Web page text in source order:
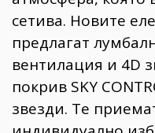
сетива. Новите
предлагат
вентилация и 4D
покрив SKY
звезди. Те